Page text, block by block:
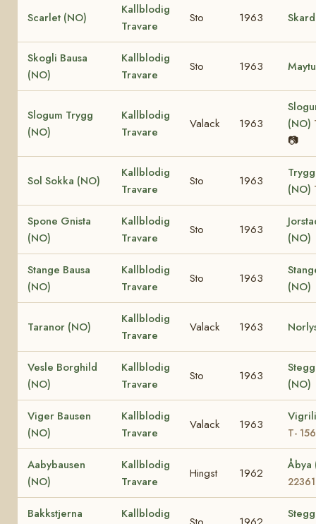
Scarlet (NO)
Kallblodig
Travare
Sto 1963
Skogli Bausa
(NO)
Kallblodig
Travare
Sto 1963
Slogum Trygg
(NO)
Kallblodig
Travare
Valack 1963
(NO)
📷
Sol Sokka (NO)
Kallblodig
Travare
Sto 1963
(NO)
Spone Gnista
(NO)
Kallblodig
Travare
Sto 1963
(NO)
Stange Bausa
(NO)
Kallblodig
Travare
Sto 1963
(NO)
Taranor (NO)
Kallblodig
Travare
Valack 1963
Vesle Borghild
(NO)
Kallblodig
Travare
Sto 1963
(NO)
Viger Bausen
(NO)
Kallblodig
Travare
Valack 1963
T-
Aabybausen
(NO)
Kallblodig
Travare
Hingst 1962
22361
Bakkstjerna
Kallblodig